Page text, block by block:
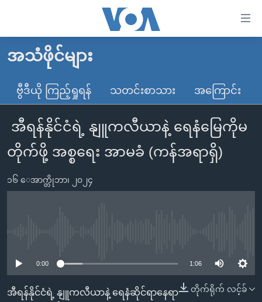
လွယ်ကူ
သည့်
Link
များ
ပင်မ
သို့
စာမျက်နှာ
မူလစာမျက်နှာ
မြန်မာ
ကမ္ဘာ့သတင်းများ
နိုင်ငံတကာ
အမေရိကန်
အစ္စရေး-ပါလက်စတိုင်း
ဗွီဒီယို
သတင်းလွတ်လပ်ခွင့်
ရပ်ဝန်းတခု လမ်းတခု အလွန်
အင်္ဂလိပ်စာလေ့လာမယ်
အသံဖိုင်များ
ဗွီဒီယို ကြည့်ရှုရန် သတင်းစာသား အကြောင်း
အီရန်နိုင်ငံရဲ့ နျူကလီယာနဲ့ ရေနံမြေကိုမ
တိုက်ဖို့ အစ္စရေး အာမခံ (ကန်အရာရှိ)
၁၆ ေအာက္တိုဘာ၊ ၂၀၂၄
0:00 1:06
တိုက်ရိုက် လင့်ခ်
အီရန်နိုင်ငံရဲ့ နျူကလီယာနဲ့ ရေနံဆိုင်ရာနေရာ